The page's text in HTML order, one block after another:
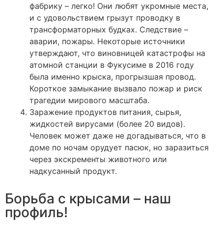
фабрику – легко! Они любят укромные места,
и с удовольствием грызут проводку в
трансформаторных будках. Следствие –
аварии, пожары. Некоторые источники
утверждают, что виновницей катастрофы на
атомной станции в Фукусиме в 2016 году
была именно крыска, прогрызшая провод.
Короткое замыкание вызвало пожар и риск
трагедии мирового масштаба.
Заражение продуктов питания, сырья,
жидкостей вирусами (более 20 видов).
Человек может даже не догадываться, что в
доме по ночам орудует пасюк, но заразиться
через экскременты животного или
надкусанный продукт.
Борьба с крысами – наш
профиль!